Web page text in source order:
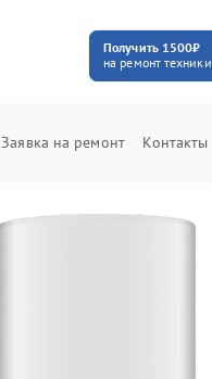
Получить 1500₽
на ремонт техники
Заявка на ремонт Контакты